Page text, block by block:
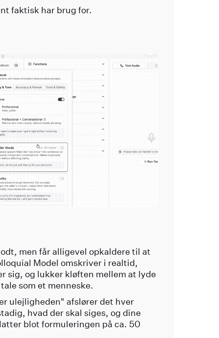
faktisk har brug for.
men får alligevel opkaldere til at
Model omskriver i realtid,
sig, og lukker kløften mellem at lyde
som et menneske.
ulejligheden" afslører det hver
hvad der skal siges, og dine
blot formuleringen på ca. 50